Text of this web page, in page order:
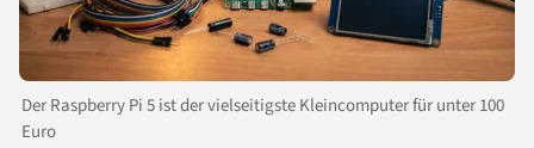
Der Raspberry Pi 5 ist der vielseitigste Kleincomputer für unter 100
Euro